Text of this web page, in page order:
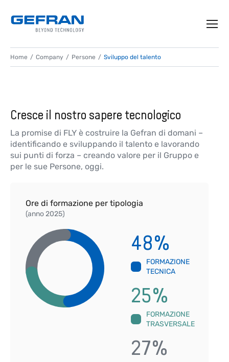
Home Company Persone Sviluppo del talento
FLY Gefran Talent
Ogni giorno ci impegniamo a far crescere
ciascuno al meglio del proprio potenziale
Cresce il nostro sapere tecnologico
La promise di FLY è costruire la Gefran di domani –
identificando e sviluppando il talento e lavorando
sui punti di forza – creando valore per il Gruppo e
per le sue Persone, oggi.
Ore di formazione per tipologia
(anno 2025)
48%
FORMAZIONE
TECNICA
25%
FORMAZIONE
TRASVERSALE
27%